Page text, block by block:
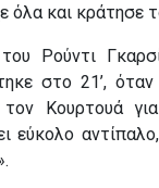
όλα και κράτησε
Ρούντι
στο 21’,
τον Κουρτουά
εύκολο